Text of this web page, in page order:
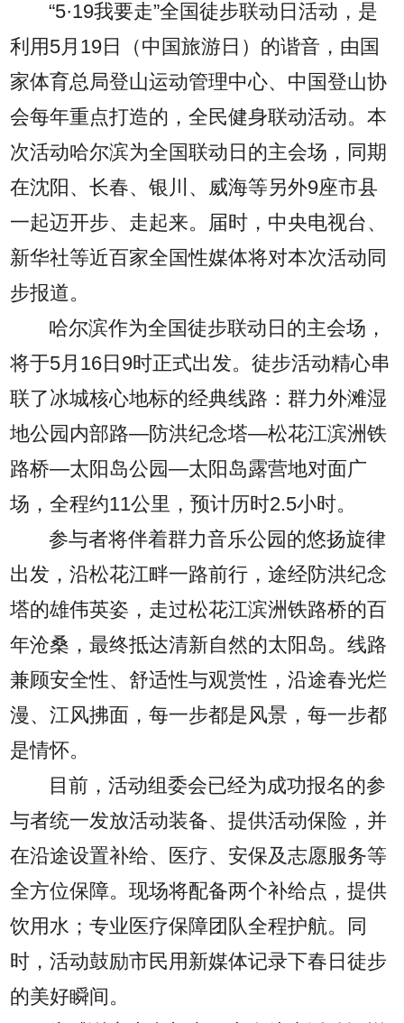
“5·19我要走”全国徒步联动日活动，是
利用5月19日（中国旅游日）的谐音，由国
家体育总局登山运动管理中心、中国登山协
会每年重点打造的，全民健身联动活动。本
次活动哈尔滨为全国联动日的主会场，同期
在沈阳、长春、银川、威海等另外9座市县
一起迈开步、走起来。届时，中央电视台、
新华社等近百家全国性媒体将对本次活动同
步报道。
哈尔滨作为全国徒步联动日的主会场，
将于5月16日9时正式出发。徒步活动精心串
联了冰城核心地标的经典线路：群力外滩湿
地公园内部路—防洪纪念塔—松花江滨洲铁
路桥—太阳岛公园—太阳岛露营地对面广
场，全程约11公里，预计历时2.5小时。
参与者将伴着群力音乐公园的悠扬旋律
出发，沿松花江畔一路前行，途经防洪纪念
塔的雄伟英姿，走过松花江滨洲铁路桥的百
年沧桑，最终抵达清新自然的太阳岛。线路
兼顾安全性、舒适性与观赏性，沿途春光烂
漫、江风拂面，每一步都是风景，每一步都
是情怀。
目前，活动组委会已经为成功报名的参
与者统一发放活动装备、提供活动保险，并
在沿途设置补给、医疗、安保及志愿服务等
全方位保障。现场将配备两个补给点，提供
饮用水；专业医疗保障团队全程护航。同
时，活动鼓励市民用新媒体记录下春日徒步
的美好瞬间。